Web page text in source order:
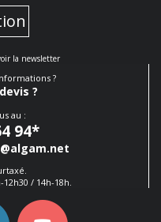
la newsletter
?
?
au :
94*
/ 14h-18h.